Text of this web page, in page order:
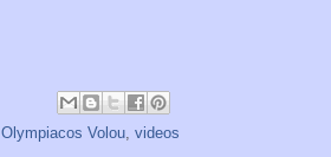
Olympiacos Volou videos